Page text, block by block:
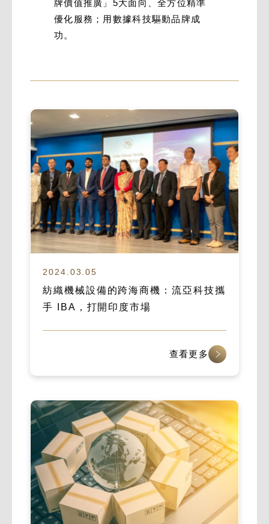
牌價值推廣」5大面向、全方位精準
優化服務；用數據科技驅動品牌成
功。
2024.03.05
紡織機械設備的跨海商機：流亞科技攜
手 IBA，打開印度市場
查看更多